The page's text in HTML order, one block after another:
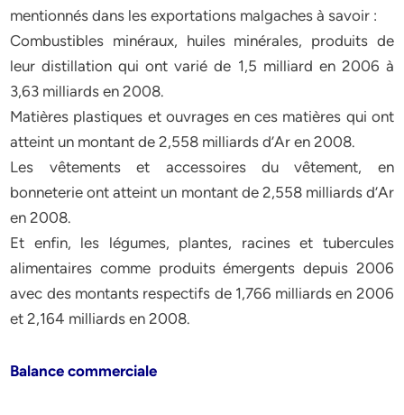
mentionnés dans les exportations malgaches à savoir :
Combustibles minéraux, huiles minérales, produits de
leur distillation qui ont varié de 1,5 milliard en 2006 à
3,63 milliards en 2008.
Matières plastiques et ouvrages en ces matières qui ont
atteint un montant de 2,558 milliards d’Ar en 2008.
Les vêtements et accessoires du vêtement, en
bonneterie ont atteint un montant de 2,558 milliards d’Ar
en 2008.
Et enfin, les légumes, plantes, racines et tubercules
alimentaires comme produits émergents depuis 2006
avec des montants respectifs de 1,766 milliards en 2006
et 2,164 milliards en 2008.
Balance commerciale